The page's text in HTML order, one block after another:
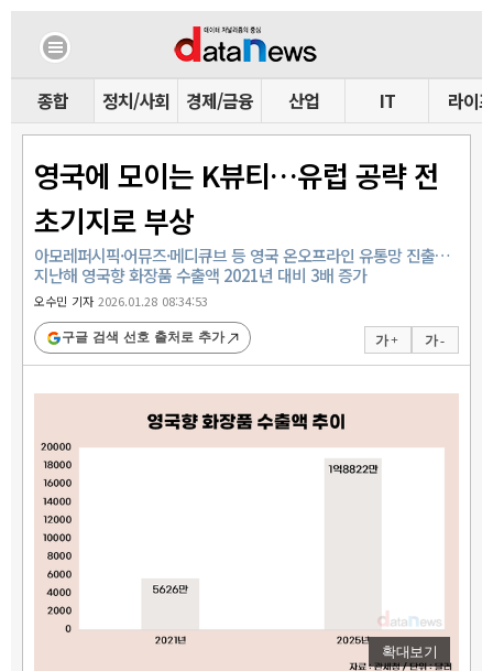
종합 정치/사회 경제/금융 산업 IT 라이프
영국에 모이는 K뷰티…유럽 공략 전
초기지로 부상
아모레퍼시픽·어뮤즈·메디큐브 등 영국 온오프라인 유통망 진출…
지난해 영국향 화장품 수출액 2021년 대비 3배 증가
오수민 기자2026.01.28 08:34:53
가 + 가 -
구글 검색 선호 출처로 추가
확대보기